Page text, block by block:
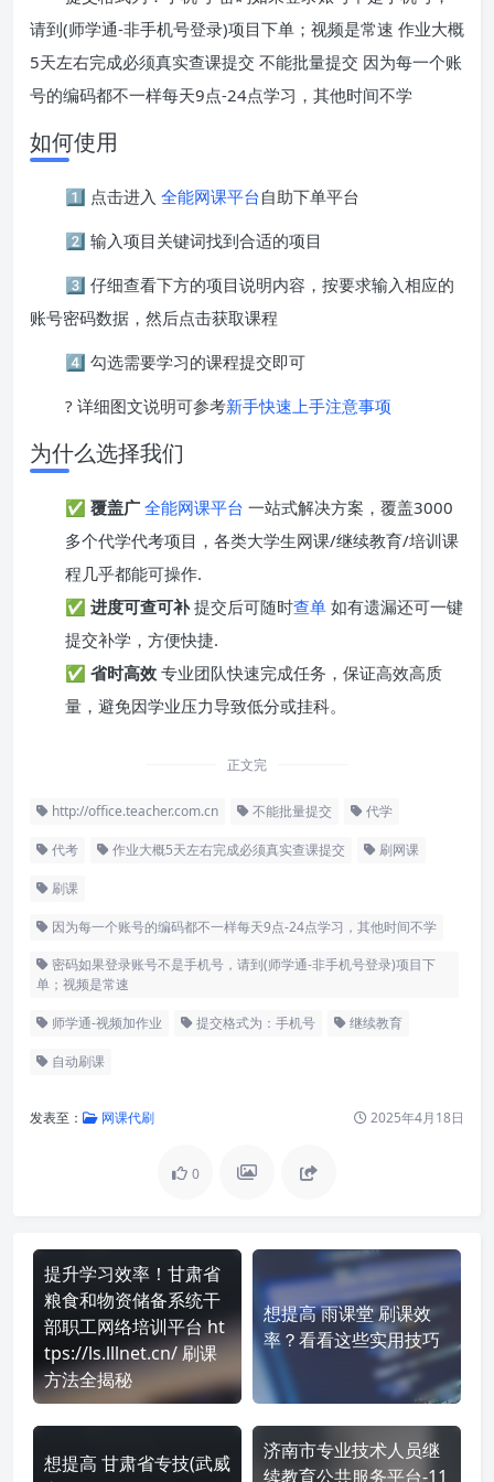
请到(师学通-非手机号登录)项目下单；视频是常速 作业大概
5天左右完成必须真实查课提交 不能批量提交 因为每一个账
号的编码都不一样每天9点-24点学习，其他时间不学
如何使用
1️⃣ 点击进入 全能网课平台自助下单平台
2️⃣ 输入项目关键词找到合适的项目
3️⃣ 仔细查看下方的项目说明内容，按要求输入相应的
账号密码数据，然后点击获取课程
4️⃣ 勾选需要学习的课程提交即可
? 详细图文说明可参考新手快速上手注意事项
为什么选择我们
✅ 覆盖广 全能网课平台 一站式解决方案，覆盖3000
多个代学代考项目，各类大学生网课/继续教育/培训课
程几乎都能可操作.
✅ 进度可查可补提交后可随时查单 如有遗漏还可一键
提交补学，方便快捷.
✅ 省时高效 专业团队快速完成任务，保证高效高质
量，避免因学业压力导致低分或挂科。
正文完
http://office.teacher.com.cn 不能批量提交 代学
代考 作业大概5天左右完成必须真实查课提交 刷网课
刷课
因为每一个账号的编码都不一样每天9点-24点学习，其他时间不学
密码如果登录账号不是手机号，请到(师学通-非手机号登录)项目下
单；视频是常速
师学通-视频加作业 提交格式为：手机号 继续教育
自动刷课
发表至： 网课代刷 2025年4月18日
0
提升学习效率！甘肃省
粮食和物资储备系统干
部职工网络培训平台 ht
tps://ls.lllnet.cn/ 刷课
方法全揭秘
想提高 雨课堂 刷课效
率？看看这些实用技巧
想提高 甘肃省专技(武威
济南市专业技术人员继
续教育公共服务平台-11